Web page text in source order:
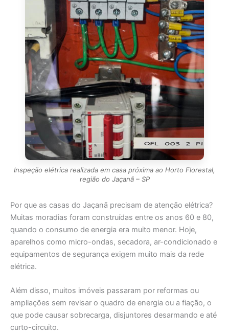
Inspeção elétrica realizada em casa próxima ao Horto Florestal,
região do Jaçanã – SP
Por que as casas do Jaçanã precisam de atenção elétrica?
Muitas moradias foram construídas entre os anos 60 e 80,
quando o consumo de energia era muito menor. Hoje,
aparelhos como micro-ondas, secadora, ar-condicionado e
equipamentos de segurança exigem muito mais da rede
elétrica.
Além disso, muitos imóveis passaram por reformas ou
ampliações sem revisar o quadro de energia ou a fiação, o
que pode causar sobrecarga, disjuntores desarmando e até
curto-circuito.